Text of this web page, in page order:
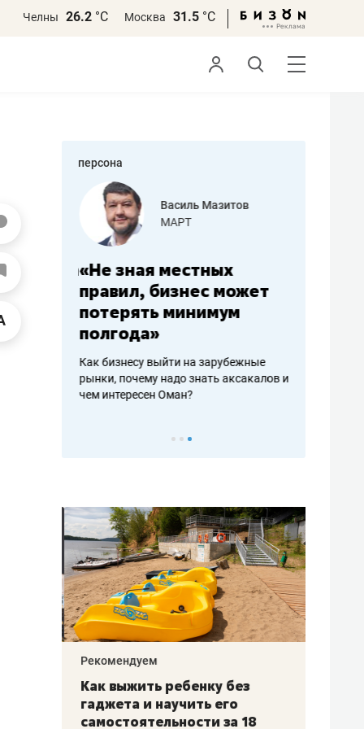
Челны 26.2 °С Москва 31.5 °С
персона
работа
Василь Мазитов
МАРТ
«Не зная местных
правил, бизнес может
потерять минимум
полгода»
Как бизнесу выйти на зарубежные
рынки, почему надо знать аксакалов и
чем интересен Оман?
–
Рекомендуем
Как выжить ребенку без
гаджета и научить его
самостоятельности за 18